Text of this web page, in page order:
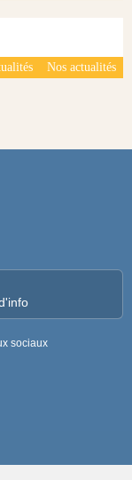
Nos actualités
sociaux